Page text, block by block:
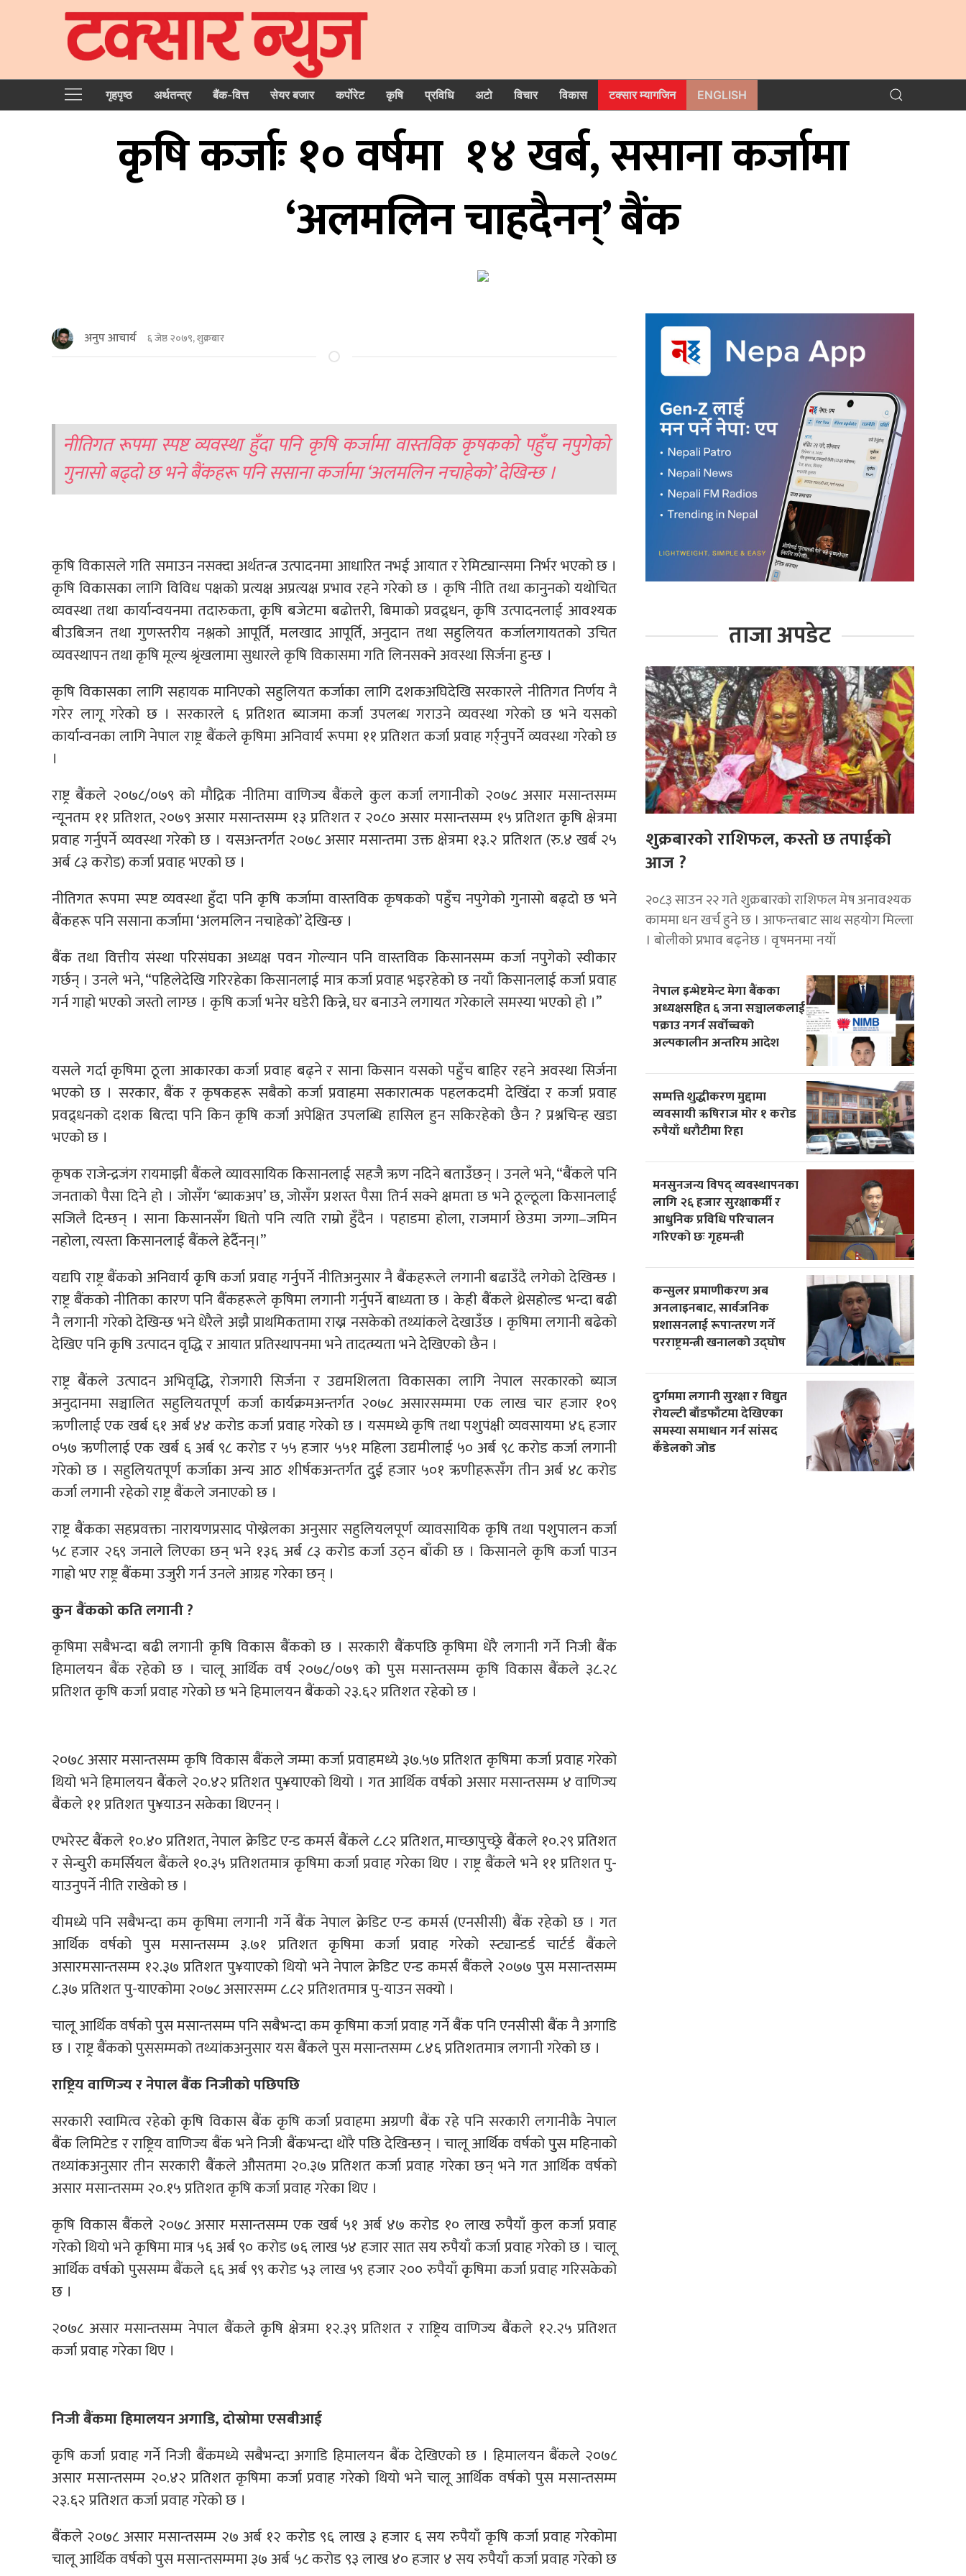
गृहपृष्‍ठ अर्थतन्त्र बैंक-वित्त सेयर बजार कर्पोरेट कृषि प्रविधि अटो विचार विकास टक्सार म्यागजिन ENGLISH
कृषि कर्जाः १० वर्षमा १४ खर्ब, ससाना कर्जामा
‘अलमलिन चाहदैनन्’ बैंक
अनुप आचार्य ६ जेष्ठ २०७९, शुक्रबार
नीतिगत रूपमा स्पष्ट व्यवस्था हुँदा पनि कृषि कर्जामा वास्तविक कृषकको पहुँच नपुगेको
गुनासो बढ्दो छ भने बैंकहरू पनि ससाना कर्जामा ‘अलमलिन नचाहेको’ देखिन्छ ।
कृषि विकासले गति समाउन नसक्दा अर्थतन्त्र उत्पादनमा आधारित नभई आयात र रेमिट्यान्समा निर्भर भएको छ ।
कृषि विकासका लागि विविध पक्षको प्रत्यक्ष अप्रत्यक्ष प्रभाव रहने गरेको छ । कृषि नीति तथा कानुनको यथोचित
व्यवस्था तथा कार्यान्वयनमा तदारुकता, कृषि बजेटमा बढोत्तरी, बिमाको प्रवद्र्धन, कृषि उत्पादनलाई आवश्यक
बीउबिजन तथा गुणस्तरीय नश्लको आपूर्ति, मलखाद आपूर्ति, अनुदान तथा सहुलियत कर्जालगायतको उचित
व्यवस्थापन तथा कृषि मूल्य श्रृंखलामा सुधारले कृषि विकासमा गति लिनसक्ने अवस्था सिर्जना हुन्छ ।
कृषि विकासका लागि सहायक मानिएको सहुलियत कर्जाका लागि दशकअघिदेखि सरकारले नीतिगत निर्णय नै
गरेर लागू गरेको छ । सरकारले ६ प्रतिशत ब्याजमा कर्जा उपलब्ध गराउने व्यवस्था गरेको छ भने यसको
कार्यान्वनका लागि नेपाल राष्ट्र बैंकले कृषिमा अनिवार्य रूपमा ११ प्रतिशत कर्जा प्रवाह गर्र्नुपर्ने व्यवस्था गरेको छ
।
राष्ट्र बैंकले २०७८/०७९ को मौद्रिक नीतिमा वाणिज्य बैंकले कुल कर्जा लगानीको २०७८ असार मसान्तसम्म
न्यूनतम ११ प्रतिशत, २०७९ असार मसान्तसम्म १३ प्रतिशत र २०८० असार मसान्तसम्म १५ प्रतिशत कृषि क्षेत्रमा
प्रवाह गर्नुपर्ने व्यवस्था गरेको छ । यसअन्तर्गत २०७८ असार मसान्तमा उक्त क्षेत्रमा १३.२ प्रतिशत (रु.४ खर्ब २५
अर्ब ८३ करोड) कर्जा प्रवाह भएको छ ।
नीतिगत रूपमा स्पष्ट व्यवस्था हुँदा पनि कृषि कर्जामा वास्तविक कृषकको पहुँच नपुगेको गुनासो बढ्दो छ भने
बैंकहरू पनि ससाना कर्जामा ‘अलमलिन नचाहेको’ देखिन्छ ।
बैंक तथा वित्तीय संस्था परिसंघका अध्यक्ष पवन गोल्यान पनि वास्तविक किसानसम्म कर्जा नपुगेको स्वीकार
गर्छन् । उनले भने, “पहिलेदेखि गरिरहेका किसानलाई मात्र कर्जा प्रवाह भइरहेको छ नयाँ किसानलाई कर्जा प्रवाह
गर्न गाह्रो भएको जस्तो लाग्छ । कृषि कर्जा भनेर घडेरी किन्ने, घर बनाउने लगायत गरेकाले समस्या भएको हो ।”
यसले गर्दा कृषिमा ठूला आकारका कर्जा प्रवाह बढ्ने र साना किसान यसको पहुँच बाहिर रहने अवस्था सिर्जना
भएको छ । सरकार, बैंक र कृषकहरू सबैको कर्जा प्रवाहमा सकारात्मक पहलकदमी देखिँदा र कर्जा प्रवाह
प्रवद्र्धनको दशक बित्दा पनि किन कृषि कर्जा अपेक्षित उपलब्धि हासिल हुन सकिरहेको छैन ? प्रश्नचिन्ह खडा
भएको छ ।
कृषक राजेन्द्रजंग रायमाझी बैंकले व्यावसायिक किसानलाई सहजै ऋण नदिने बताउँछन् । उनले भने, “बैंकले पनि
जनताको पैसा दिने हो । जोसँग ‘ब्याकअप’ छ, जोसँग प्रशस्त पैसा तिर्न सक्ने क्षमता छ भने ठूल्ठूला किसानलाई
सजिलै दिन्छन् । साना किसानसँग धितो पनि त्यति राम्रो हुँदैन । पहाडमा होला, राजमार्ग छेउमा जग्गा–जमिन
नहोला, त्यस्ता किसानलाई बैंकले हेर्दैनन्।”
यद्यपि राष्ट्र बैंकको अनिवार्य कृषि कर्जा प्रवाह गर्नुपर्ने नीतिअनुसार नै बैंकहरूले लगानी बढाउँदै लगेको देखिन्छ ।
राष्ट्र बैंकको नीतिका कारण पनि बैंकहरूले कृषिमा लगानी गर्नुपर्ने बाध्यता छ । केही बैंकले थ्रेसहोल्ड भन्दा बढी
नै लगानी गरेको देखिन्छ भने धेरैले अझै प्राथमिकतामा राख्न नसकेको तथ्यांकले देखाउँछ । कृषिमा लगानी बढेको
देखिए पनि कृषि उत्पादन वृद्धि र आयात प्रतिस्थापनमा भने तादत्म्यता भने देखिएको छैन ।
राष्ट्र बैंकले उत्पादन अभिवृद्धि, रोजगारी सिर्जना र उद्यमशिलता विकासका लागि नेपाल सरकारको ब्याज
अनुदानमा सञ्चालित सहुलियतपूर्ण कर्जा कार्यक्रमअन्तर्गत २०७८ असारसम्ममा एक लाख चार हजार १०९
ऋणीलाई एक खर्ब ६१ अर्ब ४४ करोड कर्जा प्रवाह गरेको छ । यसमध्ये कृषि तथा पशुपंक्षी व्यवसायमा ४६ हजार
०५७ ऋणीलाई एक खर्ब ६ अर्ब ९८ करोड र ५५ हजार ५५१ महिला उद्यमीलाई ५० अर्ब ९८ करोड कर्जा लगानी
गरेको छ । सहुलियतपूर्ण कर्जाका अन्य आठ शीर्षकअन्तर्गत दुुई हजार ५०१ ऋणीहरूसँंग तीन अर्ब ४८ करोड
कर्जा लगानी रहेको राष्ट्र बैंकले जनाएको छ ।
राष्ट्र बैंकका सहप्रवक्ता नारायणप्रसाद पोख्रेलका अनुसार सहुलियलपूर्ण व्यावसायिक कृषि तथा पशुपालन कर्जा
५८ हजार २६९ जनाले लिएका छन् भने १३६ अर्ब ८३ करोड कर्जा उठ्न बाँकी छ । किसानले कृषि कर्जा पाउन
गाह्रो भए राष्ट्र बैंकमा उजुरी गर्न उनले आग्रह गरेका छन् ।
कुन बैंकको कति लगानी ?
कृषिमा सबैभन्दा बढी लगानी कृषि विकास बैंकको छ । सरकारी बैंकपछि कृषिमा धेरै लगानी गर्ने निजी बैंक
हिमालयन बैंक रहेको छ । चालू आर्थिक वर्ष २०७८/०७९ को पुस मसान्तसम्म कृषि विकास बैंकले ३८.२८
प्रतिशत कृषि कर्जा प्रवाह गरेको छ भने हिमालयन बैंकको २३.६२ प्रतिशत रहेको छ ।
२०७८ असार मसान्तसम्म कृषि विकास बैंकले जम्मा कर्जा प्रवाहमध्ये ३७.५७ प्रतिशत कृषिमा कर्जा प्रवाह गरेको
थियो भने हिमालयन बैंकले २०.४२ प्रतिशत पु¥याएको थियो । गत आर्थिक वर्षको असार मसान्तसम्म ४ वाणिज्य
बैंकले ११ प्रतिशत पु¥याउन सकेका थिएनन् ।
एभरेस्ट बैंकले १०.४० प्रतिशत, नेपाल क्रेडिट एन्ड कमर्स बैंकले ८.८२ प्रतिशत, माच्छापुच्छ्रे बैंकले १०.२९ प्रतिशत
र सेन्चुरी कमर्सियल बैंकले १०.३५ प्रतिशतमात्र कृषिमा कर्जा प्रवाह गरेका थिए । राष्ट्र बैंकले भने ११ प्रतिशत पु-
याउनुपर्ने नीति राखेको छ ।
यीमध्ये पनि सबैभन्दा कम कृषिमा लगानी गर्ने बैंक नेपाल क्रेडिट एन्ड कमर्स (एनसीसी) बैंक रहेको छ । गत
आर्थिक वर्षको पुस मसान्तसम्म ३.७१ प्रतिशत कृषिमा कर्जा प्रवाह गरेको स्ट्यान्डर्ड चार्टर्ड बैंकले
असारमसान्तसम्म १२.३७ प्रतिशत पु¥याएको थियो भने नेपाल क्रेडिट एन्ड कमर्स बैंकले २०७७ पुस मसान्तसम्म
८.३७ प्रतिशत पु-याएकोमा २०७८ असारसम्म ८.८२ प्रतिशतमात्र पु-याउन सक्यो ।
चालू आर्थिक वर्षको पुस मसान्तसम्म पनि सबैभन्दा कम कृषिमा कर्जा प्रवाह गर्ने बैंक पनि एनसीसी बैंक नै अगाडि
छ । राष्ट्र बैंकको पुससम्मको तथ्यांकअनुसार यस बैंकले पुस मसान्तसम्म ८.४६ प्रतिशतमात्र लगानी गरेको छ ।
राष्ट्रिय वाणिज्य र नेपाल बैंक निजीको पछिपछि
सरकारी स्वामित्व रहेको कृषि विकास बैंक कृषि कर्जा प्रवाहमा अग्रणी बैंक रहे पनि सरकारी लगानीकै नेपाल
बैंक लिमिटेड र राष्ट्रिय वाणिज्य बैंक भने निजी बैंकभन्दा थोरै पछि देखिन्छन् । चालू आर्थिक वर्षको पुुस महिनाको
तथ्यांकअनुसार तीन सरकारी बैंकले औसतमा २०.३७ प्रतिशत कर्जा प्रवाह गरेका छन् भने गत आर्थिक वर्षको
असार मसान्तसम्म २०.१५ प्रतिशत कृषि कर्जा प्रवाह गरेका थिए ।
कृषि विकास बैंकले २०७८ असार मसान्तसम्म एक खर्ब ५१ अर्ब ४७ करोड १० लाख रुपैयाँ कुल कर्जा प्रवाह
गरेको थियो भने कृषिमा मात्र ५६ अर्ब ९० करोड ७६ लाख ५४ हजार सात सय रुपैयाँ कर्जा प्रवाह गरेको छ । चालू
आर्थिक वर्षको पुससम्म बैंकले ६६ अर्ब ९९ करोड ५३ लाख ५९ हजार २०० रुपैयाँ कृषिमा कर्जा प्रवाह गरिसकेको
छ ।
२०७८ असार मसान्तसम्म नेपाल बैंकले कृषि क्षेत्रमा १२.३९ प्रतिशत र राष्ट्रिय वाणिज्य बैंकले १२.२५ प्रतिशत
कर्जा प्रवाह गरेका थिए ।
निजी बैंकमा हिमालयन अगाडि, दोस्रोमा एसबीआई
कृषि कर्जा प्रवाह गर्ने निजी बैंकमध्ये सबैभन्दा अगाडि हिमालयन बैंक देखिएको छ । हिमालयन बैंकले २०७८
असार मसान्तसम्म २०.४२ प्रतिशत कृषिमा कर्जा प्रवाह गरेको थियो भने चालू आर्थिक वर्षको पुस मसान्तसम्म
२३.६२ प्रतिशत कर्जा प्रवाह गरेको छ ।
बैंकले २०७८ असार मसान्तसम्म २७ अर्ब १२ करोड ९६ लाख ३ हजार ६ सय रुपैयाँ कृषि कर्जा प्रवाह गरेकोमा
चालू आर्थिक वर्षको पुस मसान्तसम्ममा ३७ अर्ब ५८ करोड ९३ लाख ४० हजार ४ सय रुपैयाँ कर्जा प्रवाह गरेको छ
ताजा अपडेट
शुक्रबारको राशिफल, कस्तो छ तपाईको
आज ?
२०८३ साउन २२ गते शुक्रबारको राशिफल मेष अनावश्यक
काममा धन खर्च हुने छ । आफन्तबाट साथ सहयोग मिल्ला
। बोलीको प्रभाव बढ्नेछ । वृषमनमा नयाँ
नेपाल इन्भेष्टमेन्ट मेगा बैंकका
अध्यक्षसहित ६ जना सञ्चालकलाई
पक्राउ नगर्न सर्वोच्चको
अल्पकालीन अन्तरिम आदेश
सम्पत्ति शुद्धीकरण मुद्दामा
व्यवसायी ऋषिराज मोर १ करोड
रुपैयाँ धरौटीमा रिहा
मनसुनजन्य विपद् व्यवस्थापनका
लागि २६ हजार सुरक्षाकर्मी र
आधुनिक प्रविधि परिचालन
गरिएको छः गृहमन्त्री
कन्सुलर प्रमाणीकरण अब
अनलाइनबाट, सार्वजनिक
प्रशासनलाई रूपान्तरण गर्ने
परराष्ट्रमन्त्री खनालको उद्घोष
दुर्गममा लगानी सुरक्षा र विद्युत
रोयल्टी बाँडफाँटमा देखिएका
समस्या समाधान गर्न सांसद
कँडेलको जोड